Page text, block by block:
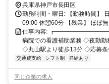
兵庫県神戸市長田区
勤務時間・曜日: 【勤務時間】
09:00 休憩60分 【残業】 ほぼ
仕事内容:
病院での看護補助業務 ◇夜勤
◇丸山駅より徒歩13分 ◇応募条
交通費支給 シフト制 昇給あり
同じ企業の求人